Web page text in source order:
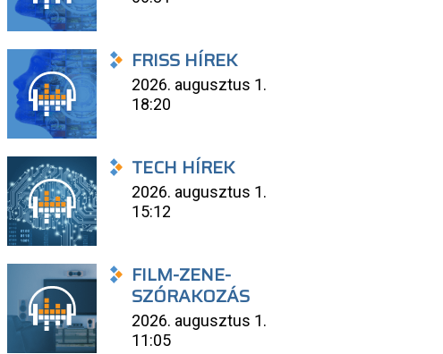
FRISS HÍREK
2026. augusztus 1.
18:20
TECH HÍREK
2026. augusztus 1.
15:12
FILM-ZENE-
SZÓRAKOZÁS
2026. augusztus 1.
11:05